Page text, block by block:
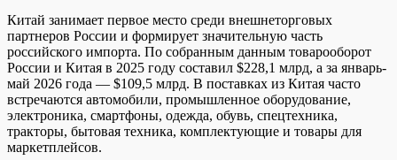
Китай занимает первое место среди внешнеторговых
партнеров России и формирует значительную часть
российского импорта. По собранным данным товарооборот
России и Китая в 2025 году составил $228,1 млрд, а за январь-
май 2026 года — $109,5 млрд. В поставках из Китая часто
встречаются автомобили, промышленное оборудование,
электроника, смартфоны, одежда, обувь, спецтехника,
тракторы, бытовая техника, комплектующие и товары для
маркетплейсов.